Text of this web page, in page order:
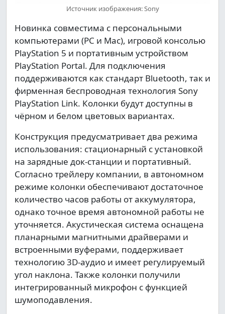
Источник изображения: Sony
Новинка совместима с персональными
компьютерами (PC и Mac), игровой консолью
PlayStation 5 и портативным устройством
PlayStation Portal. Для подключения
поддерживаются как стандарт Bluetooth, так и
фирменная беспроводная технология Sony
PlayStation Link. Колонки будут доступны в
чёрном и белом цветовых вариантах.
Конструкция предусматривает два режима
использования: стационарный с установкой
на зарядные док-станции и портативный.
Согласно трейлеру компании, в автономном
режиме колонки обеспечивают достаточное
количество часов работы от аккумулятора,
однако точное время автономной работы не
уточняется. Акустическая система оснащена
планарными магнитными драйверами и
встроенными вуферами, поддерживает
технологию 3D-аудио и имеет регулируемый
угол наклона. Также колонки получили
интегрированный микрофон с функцией
шумоподавления.